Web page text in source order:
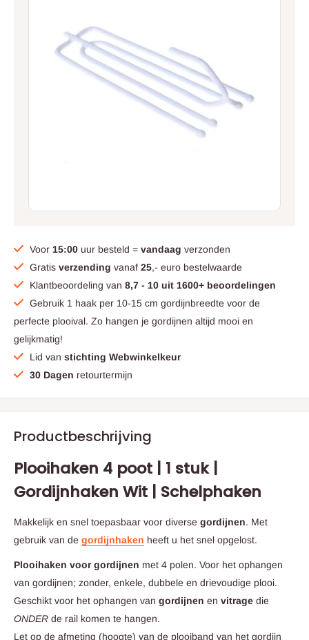
Voor 15:00 uur besteld = vandaag verzonden
Gratis verzending vanaf 25,- euro bestelwaarde
Klantbeoordeling van 8,7 - 10 uit 1600+ beoordelingen
Gebruik 1 haak per 10-15 cm gordijnbreedte voor de
perfecte plooival. Zo hangen je gordijnen altijd mooi en
gelijkmatig!
Lid van stichting Webwinkelkeur
30 Dagen retourtermijn
Productbeschrijving
Plooihaken 4 poot
| 1 stuk |
Gordijnhaken Wit | Schelphaken
Makkelijk en snel toepasbaar voor diverse gordijnen. Met
gebruik van de gordijnhaken heeft u het snel opgelost.
Plooihaken voor gordijnen met 4 polen. Voor het ophangen
van gordijnen; zonder, enkele, dubbele en drievoudige plooi.
Geschikt voor het ophangen van gordijnen en vitrage die
ONDER de rail komen te hangen.
Let op de afmeting (hoogte) van de plooiband van het gordijn